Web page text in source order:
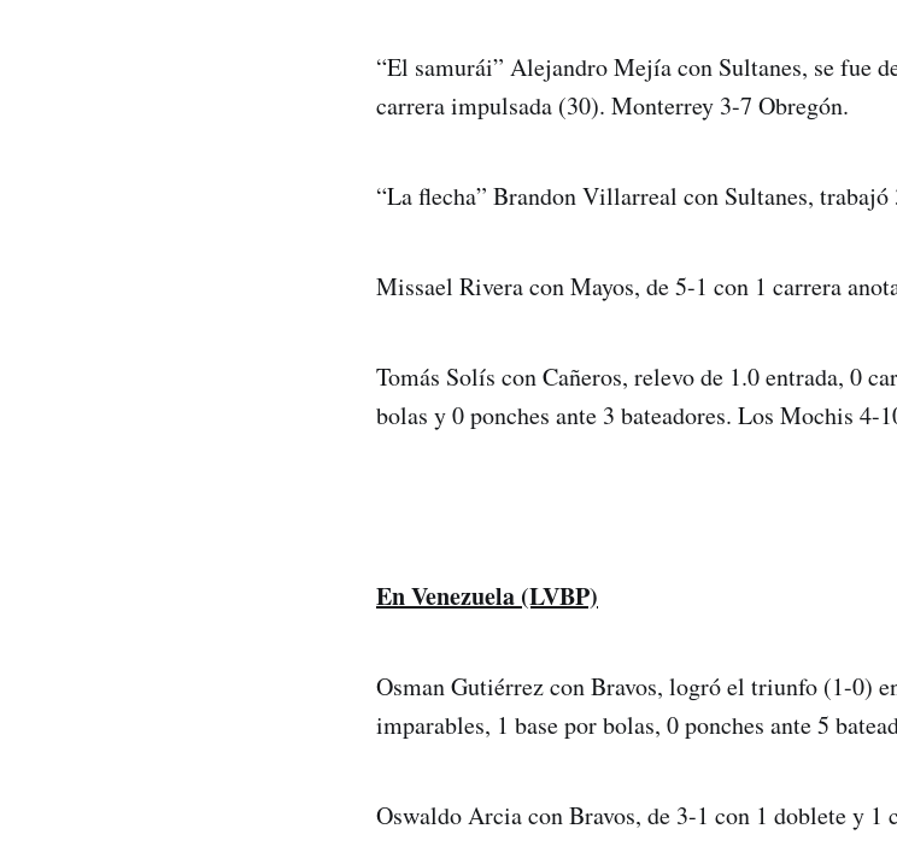
“El samurái” Alejandro Mejía con Sultanes, se fue
carrera impulsada (30). Monterrey 3-7 Obregón.
“La flecha” Brandon Villarreal con Sultanes, trabajó
Missael Rivera con Mayos, de 5-1 con 1 carrera
Tomás Solís con Cañeros, relevo de 1.0 entrada, 0
bolas y 0 ponches ante 3 bateadores. Los Mochis 4-
En Venezuela (LVBP)
Osman Gutiérrez con Bravos, logró el triunfo (1-0)
imparables, 1 base por bolas, 0 ponches ante 5
Oswaldo Arcia con Bravos, de 3-1 con 1 doblete y 1